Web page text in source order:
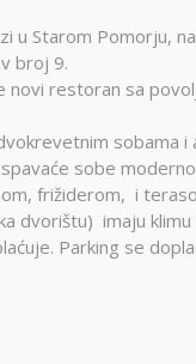
u Starom Pomorju,
broj 9.
novi restoran sa
sobama i
sobe
frižiderom, i
dvorištu) imaju klimu
Parking se